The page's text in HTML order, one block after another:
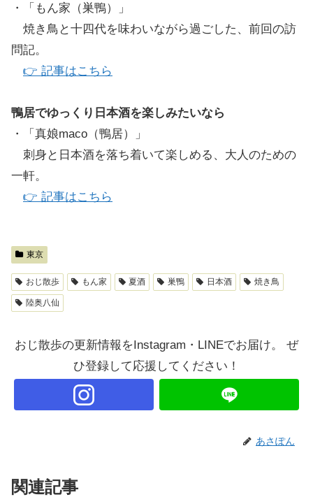
・「もん家（巣鴨）」
焼き鳥と十四代を味わいながら過ごした、前回の訪
問記。
👉 記事はこちら
鴨居でゆっくり日本酒を楽しみたいなら
・「真娘maco（鴨居）」
刺身と日本酒を落ち着いて楽しめる、大人のための
一軒。
👉 記事はこちら
東京
おじ散歩 もん家 夏酒 巣鴨 日本酒 焼き鳥
陸奥八仙
おじ散歩の更新情報をInstagram・LINEでお届け。 ぜ
ひ登録して応援してください！
あさぽん
関連記事